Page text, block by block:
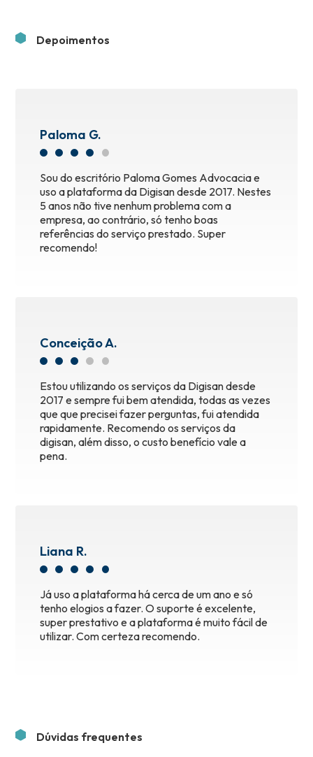
Depoimentos
Paloma G.
Sou do escritório Paloma Gomes Advocacia e
uso a plataforma da Digisan desde 2017. Nestes
5 anos não tive nenhum problema com a
empresa, ao contrário, só tenho boas
referências do serviço prestado. Super
recomendo!
Conceição A.
Estou utilizando os serviços da Digisan desde
2017 e sempre fui bem atendida, todas as vezes
que que precisei fazer perguntas, fui atendida
rapidamente. Recomendo os serviços da
digisan, além disso, o custo benefício vale a
pena.
Liana R.
Já uso a plataforma há cerca de um ano e só
tenho elogios a fazer. O suporte é excelente,
super prestativo e a plataforma é muito fácil de
utilizar. Com certeza recomendo.
Dúvidas frequentes